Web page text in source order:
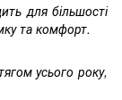
для більшості
та комфорт.
усього року,